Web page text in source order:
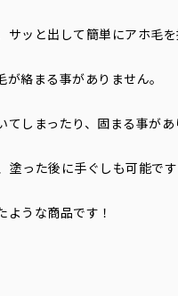
ッと出して簡単にアホ毛を
絡まる事がありません。
しまったり、固まる事があ
った後に手ぐしも可能です
うな商品です！